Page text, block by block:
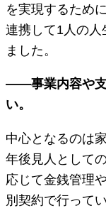
を実現するため
連携して1人の人
ました。
――事業内容や支
い。
中心となるのは
年後見人として
応じて金銭管理
別契約で行ってい